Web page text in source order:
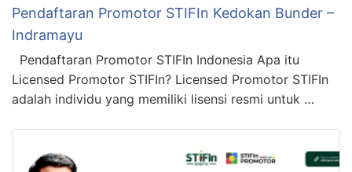
Pendaftaran Promotor STIFIn Kedokan Bunder –
Indramayu
Pendaftaran Promotor STIFIn Indonesia Apa itu
Licensed Promotor STIFIn? Licensed Promotor STIFIn
adalah individu yang memiliki lisensi resmi untuk …